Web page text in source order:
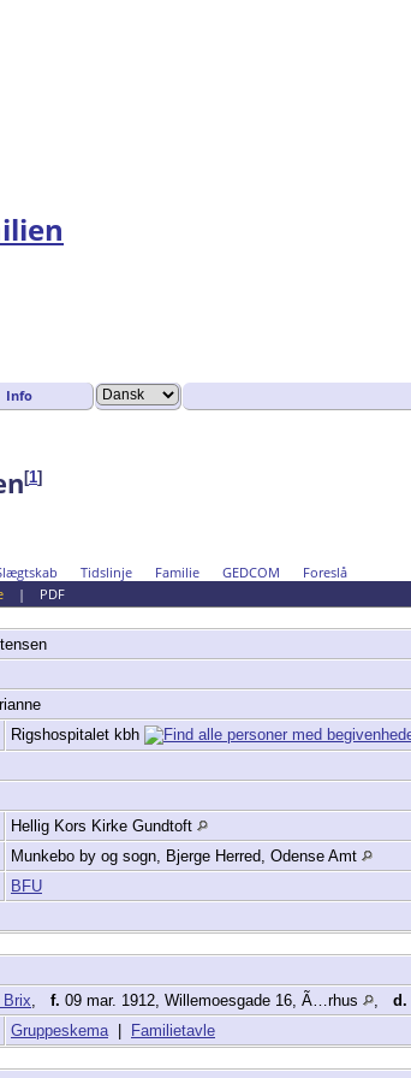
Info
[1]
Tidslinje Familie GEDCOM
Foreslå
| PDF
Rigshospitalet kbh
Hellig Kors Kirke Gundtoft
Munkebo by og sogn, Bjerge Herred, Odense Amt
BFU
Brix, f. 09 mar. 1912, Willemoesgade 16, Ã…rhus , d.
Gruppeskema| Familietavle